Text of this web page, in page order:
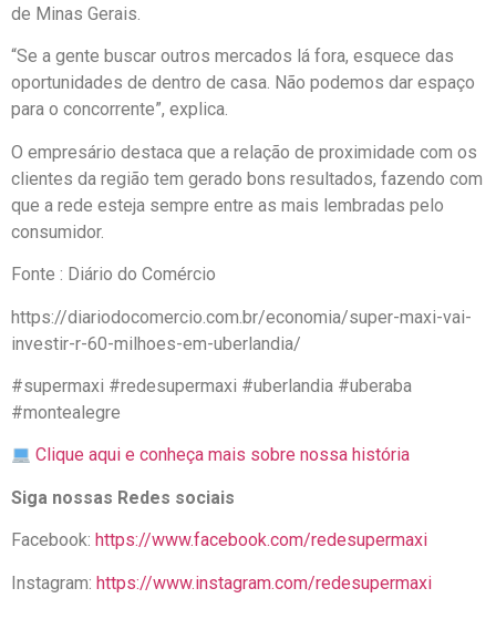
de Minas Gerais.
“Se a gente buscar outros mercados lá fora, esquece das
oportunidades de dentro de casa. Não podemos dar espaço
para o concorrente”, explica.
O empresário destaca que a relação de proximidade com os
clientes da região tem gerado bons resultados, fazendo com
que a rede esteja sempre entre as mais lembradas pelo
consumidor.
Fonte : Diário do Comércio
https://diariodocomercio.com.br/economia/super-maxi-vai-
investir-r-60-milhoes-em-uberlandia/
#supermaxi #redesupermaxi #uberlandia #uberaba
#montealegre
Clique aqui e conheça mais sobre nossa história
Siga nossas Redes sociais
Facebook: https://www.facebook.com/redesupermaxi
Instagram: https://www.instagram.com/redesupermaxi